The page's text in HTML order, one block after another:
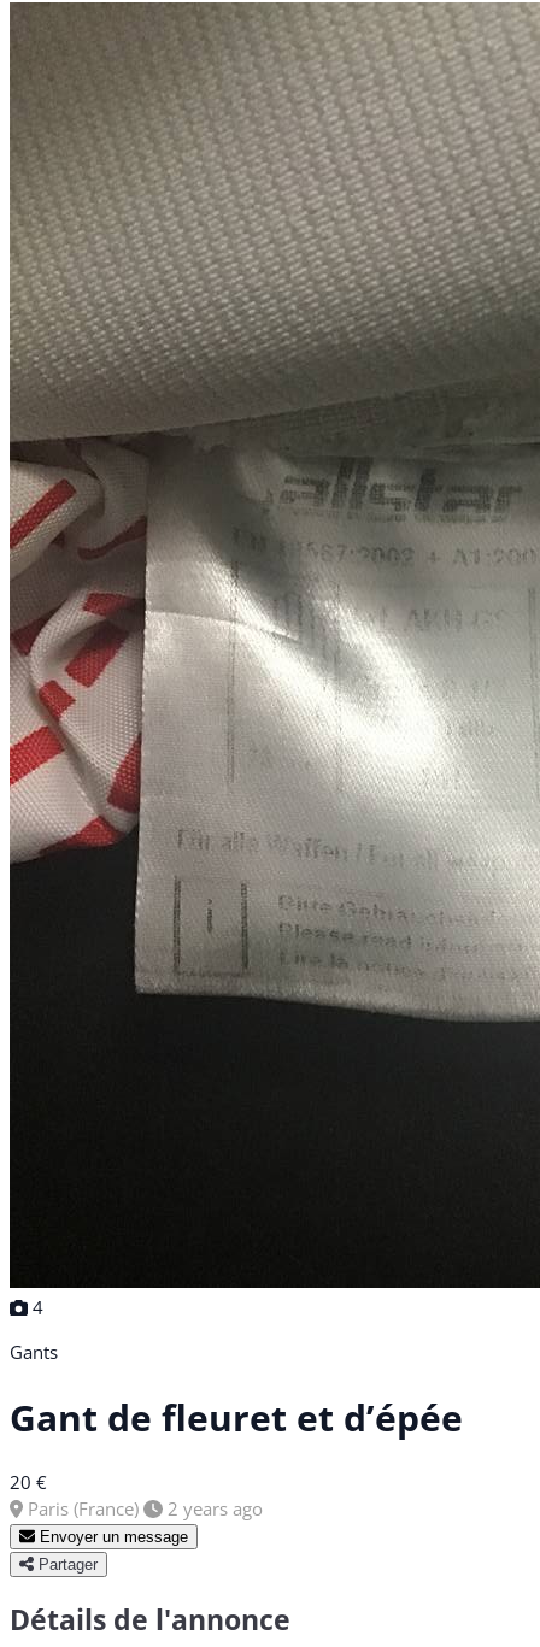
4
Gants
Gant de fleuret et d’épée
20 €
Paris (France)
2 years ago
Envoyer un message
Partager
Détails de l'annonce